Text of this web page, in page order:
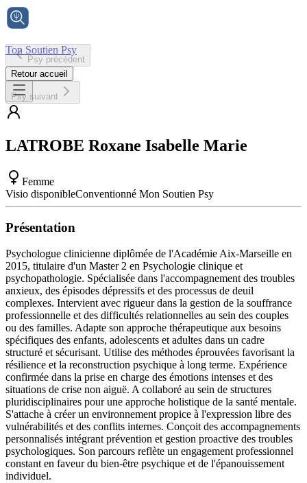
Ton Soutien Psy
Accueil
Psy précédent
Retour accueil
Psy suivant
LATROBE Roxane Isabelle Marie
Femme
Visio disponibleConventionné Mon Soutien Psy
Présentation
Psychologue clinicienne diplômée de l'Académie Aix-Marseille en
2015, titulaire d'un Master 2 en Psychologie clinique et
psychopathologie. Spécialisée dans l'accompagnement des troubles
anxieux, des épisodes dépressifs et des processus de deuil
complexes. Intervient avec rigueur dans la gestion de la souffrance
professionnelle et des difficultés relationnelles au sein des couples
ou des familles. Adapte son approche thérapeutique aux besoins
spécifiques des enfants, adolescents et adultes dans un cadre
structuré et sécurisant. Utilise des méthodes éprouvées favorisant la
résilience et la reconstruction psychique à long terme. Expérience
confirmée dans la prise en charge des émotions intenses et des
situations de crise non aiguë. A collaboré au sein de structures
pluridisciplinaires pour une approche holistique de la santé mentale.
S'attache à créer un environnement propice à l'expression libre des
vulnérabilités et des conflits internes. Conçoit des accompagnements
personnalisés intégrant prévention et gestion proactive des troubles
psychologiques. Son parcours reflète un engagement professionnel
constant en faveur du bien-être psychique et de l'épanouissement
individuel.